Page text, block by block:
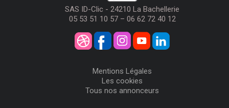
SAS ID-Clic - 24210 La Bachellerie
05 53 51 10 57 – 06 62 72 40 12
Mentions Légales
Les cookies
Tous nos annonceurs